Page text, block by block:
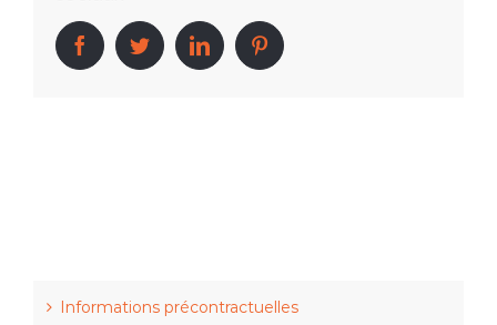
facebooktwitter linkedin pinterest
Informations précontractuelles